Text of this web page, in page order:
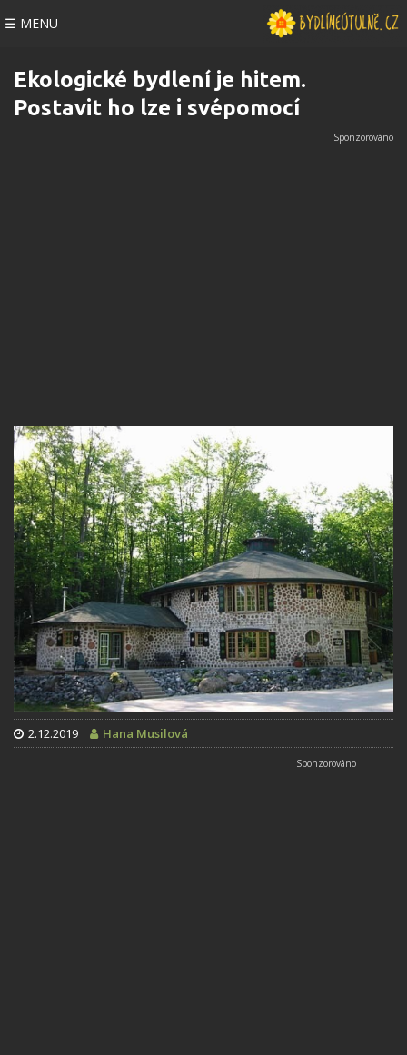
☰ MENU
Ekologické bydlení je hitem.
Postavit ho lze i svépomocí
2.12.2019 Hana Musilová